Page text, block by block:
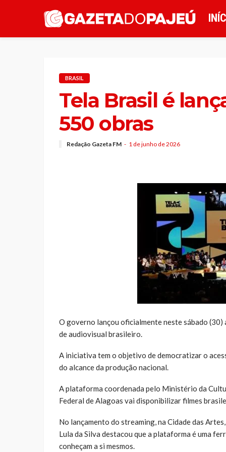
BRASIL
Tela Brasil é
550 obras
Redação Gazeta FM 1 de junho de 2026
O governo lançou oficialmente neste sábado
de audiovisual brasileiro.
A iniciativa tem o objetivo de democratizar o
do alcance da produção nacional.
A plataforma coordenada pelo Ministério da
Federal de Alagoas vai disponibilizar filmes
No lançamento do streaming, na Cidade das
Lula da Silva destacou que a plataforma é uma
conheçam a si mesmos.